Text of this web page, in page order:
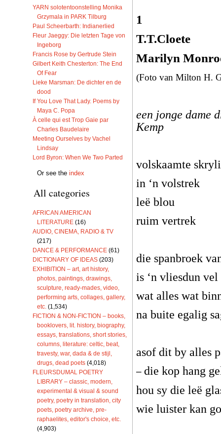
YARN solotentoonstelling Monika
Grzymala in PARK Tilburg
Paul Scheerbarth: Indianerlied
Fleur Jaeggy: Die letzten Tage von
Ingeborg
Francis Rose by Gertrude Stein
Gilbert Keith Chesterton: The End
Of Fear
Lieke Marsman: De dichter en de
dood
If You Love That Lady. Poems by
Maya C. Popa
À celle qui est Trop Gaie par
Charles Baudelaire
Meeting Ourselves by Vachel
Lindsay
Lord Byron: When We Two Parted
Or see the index
All categories
AFRICAN AMERICAN
LITERATURE (16)
AUDIO, CINEMA, RADIO & TV
(217)
DANCE & PERFORMANCE (61)
DICTIONARY OF IDEAS (203)
EXHIBITION – art, art history,
photos, paintings, drawings,
sculpture, ready-mades, video,
performing arts, collages, gallery,
etc. (1,534)
FICTION & NON-FICTION – books,
booklovers, lit. history, biography,
essays, translations, short stories,
columns, literature: celtic, beat,
travesty, war, dada & de stijl,
drugs, dead poets (4,018)
FLEURSDUMAL POETRY
LIBRARY – classic, modern,
experimental & visual & sound
poetry, poetry in translation, city
poets, poetry archive, pre-
raphaelites, editor's choice, etc.
(4,903)
1
T.T.Cloete
Marilyn
(Foto van Milton H.
een jonge dame
Kemp
volskaamte
in ‘n volstrek
leë blou
ruim vertrek
die spanbroek
is ‘n vliesdun vel
wat alles wat
na buite egalig
asof dit by alles
– die kop hang
hou sy die leë
wie luister kan